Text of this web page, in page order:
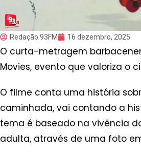
Redação 93FM 16 dezembro, 2025
O curta-metragem
Movies, evento que valoriza o
O filme conta uma história
caminhada, vai contando a
tema é baseado na vivência
adulta, através de uma foto